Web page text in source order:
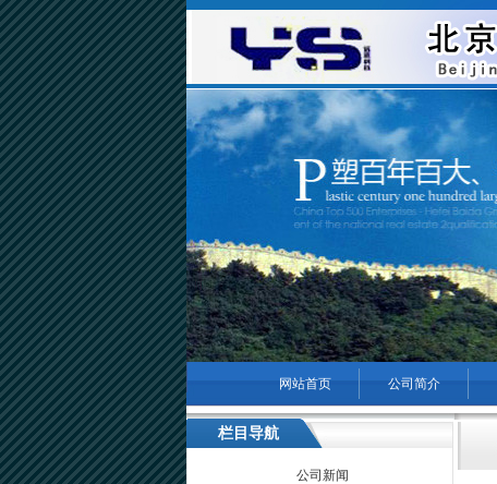
网站首页 公司简介
菜单名称
栏目导航
公司新闻